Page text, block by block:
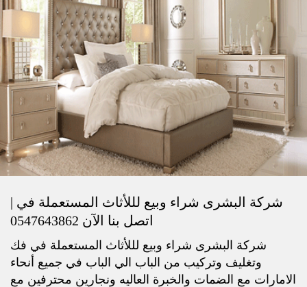
شركة البشرى شراء وبيع لللأثاث المستعملة في |
اتصل بنا الآن 0547643862
شركة البشرى شراء وبيع لللأثاث المستعملة في فك
وتغليف وتركيب من الباب الي الباب في جميع أنحاء
الامارات مع الضمات والخبرة العاليه ونجارين محترفين مع